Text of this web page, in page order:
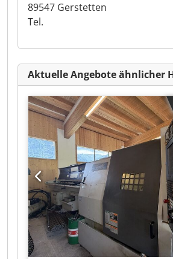
89547 Gerstetten
Tel.
Aktuelle Angebote ähnlicher